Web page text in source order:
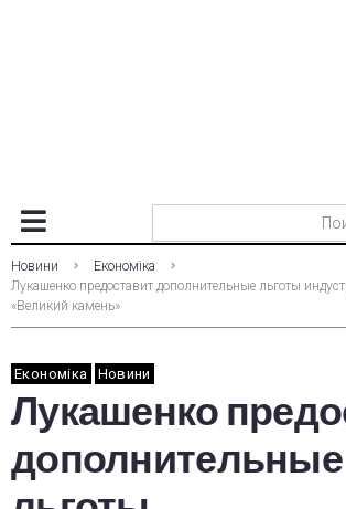
Новини
Економіка
Лукашенко предоставит дополнительные льготы
«Великий камень»
Економіка Новини
Лукашенко
дополнительные